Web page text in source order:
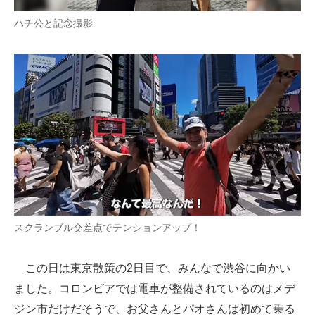
ハチ公と記念撮影
スクランブル交差点でテンションアップ！
この日は東京散策の2日目で、みんなで渋谷に向かい
ました。コロンビアでは電車が整備されているのはメデ
ジン市だけだそうで、お父さんとパオさんは初めて乗る